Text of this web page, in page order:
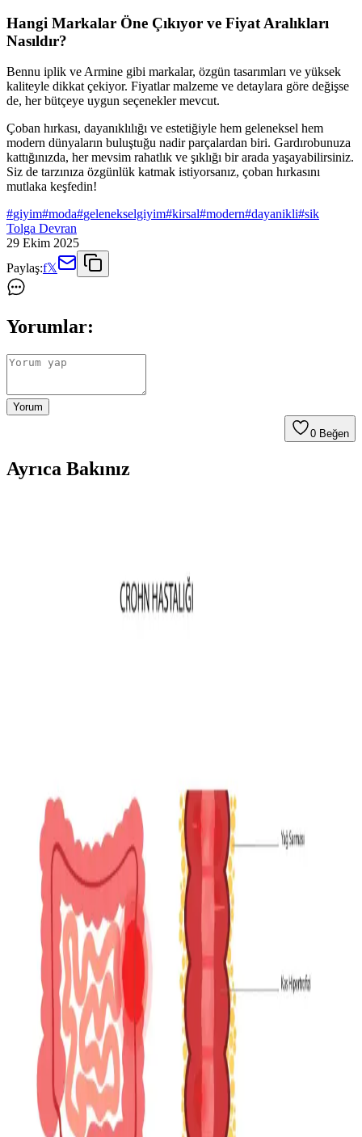
Hangi Markalar Öne Çıkıyor ve Fiyat Aralıkları
Nasıldır?
Bennu iplik ve Armine gibi markalar, özgün tasarımları ve yüksek
kaliteyle dikkat çekiyor. Fiyatlar malzeme ve detaylara göre değişse
de, her bütçeye uygun seçenekler mevcut.
Çoban hırkası, dayanıklılığı ve estetiğiyle hem geleneksel hem
modern dünyaların buluştuğu nadir parçalardan biri. Gardırobunuza
kattığınızda, her mevsim rahatlık ve şıklığı bir arada yaşayabilirsiniz.
Siz de tarzınıza özgünlük katmak istiyorsanız, çoban hırkasını
mutlaka keşfedin!
#giyim#moda#gelenekselgiyim#kirsal#modern#dayanikli#sik
Tolga Devran
29 Ekim 2025
Paylaş:f𝕏
Yorumlar:
Yorum
0 Beğen
Ayrıca Bakınız
açısından aranan ancak nadiren bulunan giyim ürünleri tüketiciler
için zorluk yaratıyor. Bu durum sektörde gelişme ihtiyacını
Birleşik Krallık'ta yüksek sokak mağazalarında renkli ve uygun
fiyatlı giyim zorlaşırken, bağımsız markalar, ikinci el platformları ve
renk sezonlarına göre alışveriş imkanı sunan alternatifler öne çıkıyor.
Buck Mason Alternatifleri ve Kaliteli Giyim
Markalarının Fiyat-Kalite Dengesi Üzerine İnceleme
Buck Mason'ın yüksek fiyat ve kalite algısı üzerine alternatif
markalar inceleniyor. J.Crew, Banana Republic gibi markalar ve
ikinci el alışverişin önemi ele alınarak uygun fiyatlı kaliteli
seçenekler sunuluyor.
Temel Giyim Ürünlerinde Güvenilir Markalar ve
Etkili Alışveriş Yöntemleri
Temel giyim ürünlerinde Uniqlo, Old Navy, Gap gibi markalar ve
alışveriş ipuçları değerlendiriliyor. Kalite, dayanıklılık ve uygun fiyat
için mağazada deneme ve ikinci el seçenekleri öneriliyor.
Dress to Impress İfadesinin Anlamı ve Okul
Etkinliklerinde Uygulama Önerileri